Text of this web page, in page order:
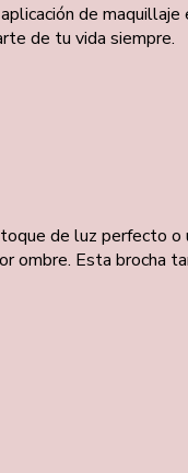
de
de tu vida siempre.
de luz perfecto o
ombre. Esta brocha